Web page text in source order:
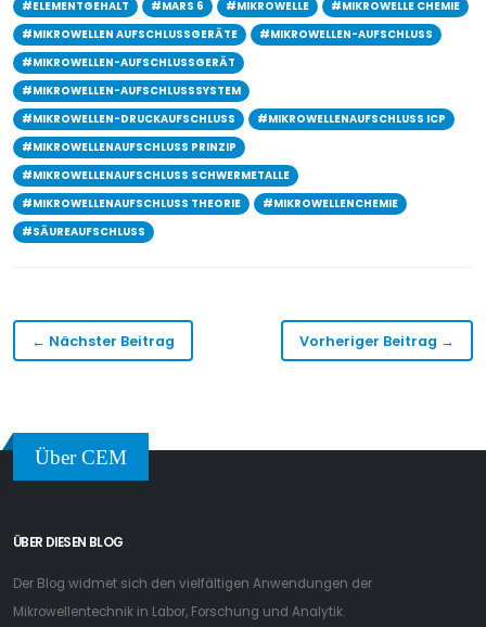
#ELEMENTGEHALT
#MARS 6 #MIKROWELLE
#MIKROWELLE CHEMIE
#MIKROWELLEN AUFSCHLUSSGERÄTE
#MIKROWELLEN-AUFSCHLUSS
#MIKROWELLEN-AUFSCHLUSSGERÄT
#MIKROWELLEN-AUFSCHLUSSSYSTEM
#MIKROWELLEN-DRUCKAUFSCHLUSS
#MIKROWELLENAUFSCHLUSS ICP
#MIKROWELLENAUFSCHLUSS PRINZIP
#MIKROWELLENAUFSCHLUSS SCHWERMETALLE
#MIKROWELLENAUFSCHLUSS THEORIE
#MIKROWELLENCHEMIE
#SÄUREAUFSCHLUSS
← Nächster Beitrag Vorheriger Beitrag →
Über CEM
ÜBER DIESEN BLOG
Der Blog widmet sich den vielfältigen Anwendungen der
Mikrowellentechnik in Labor, Forschung und Analytik.